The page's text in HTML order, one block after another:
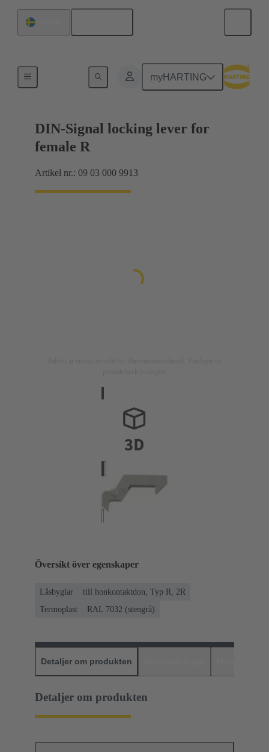
myHARTING
DIN-Signal locking lever for
female R
Artikel nr.: 09 03 000 9913
Översikt över egenskaper
Låsbyglar
till honkontaktdon, Typ R, 2R
Termoplast
RAL 7032 (stengrå)
Detaljer om produkten
Detaljer om produkten